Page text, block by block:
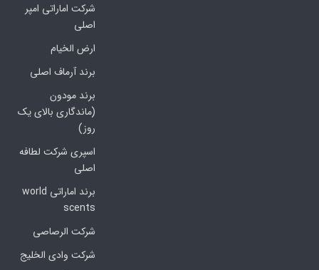
شرکت اماراتی امپر
اصلی
ارض الخیام
برند آرماف اصلی
برند مودون
(ماندگاری بالای یک
روز)
اسپری شرکت لطافه
اصلی
برند اماراتی world
scents
شرکت الرصاصی
شرکت وادی الخلیج